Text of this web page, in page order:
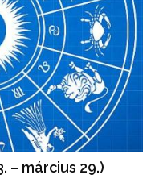
– március 29.)